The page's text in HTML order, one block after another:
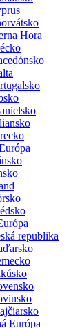
Hora
republika
Európa